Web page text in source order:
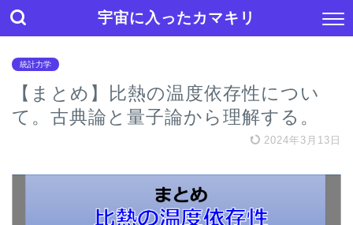
宇宙に入ったカマキリ
統計力学
【まとめ】比熱の温度依存性につい
て。古典論と量子論から理解する。
2024年3月13日